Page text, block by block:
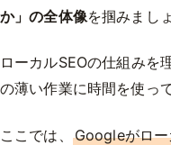
か」の全体像を掴みまし
ローカルSEOの仕組みを
の薄い作業に時間を使っ
ここでは、 Googleがロ